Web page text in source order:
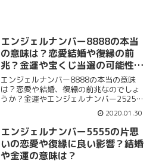
エンジェルナンバー8888の本当
の意味は？恋愛結婚や復縁の前
兆？金運や宝くじ当選の可能性
も？
エンジェルナンバー8888の本当の意味
は？恋愛や結婚、復縁の前兆なのでしょ
うか？金運やエンジェルナンバー2525と
の関係性は？エンジェルナンバー8888の
本当の意味や恋愛、結婚、復縁、金運の
意味についてまとめて紹介します。ツイ
ンレイ、ツインソウルも紹介します。
2020.01.30
エンジェルナンバー5555の片思
いの恋愛や復縁に良い影響？結婚
や金運の意味は？